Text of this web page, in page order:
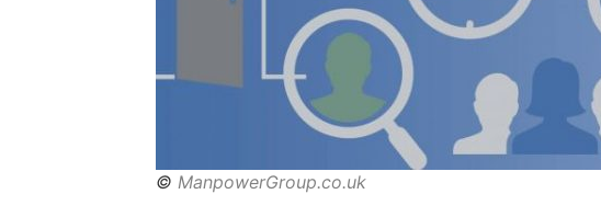
© ManpowerGroup.co.uk